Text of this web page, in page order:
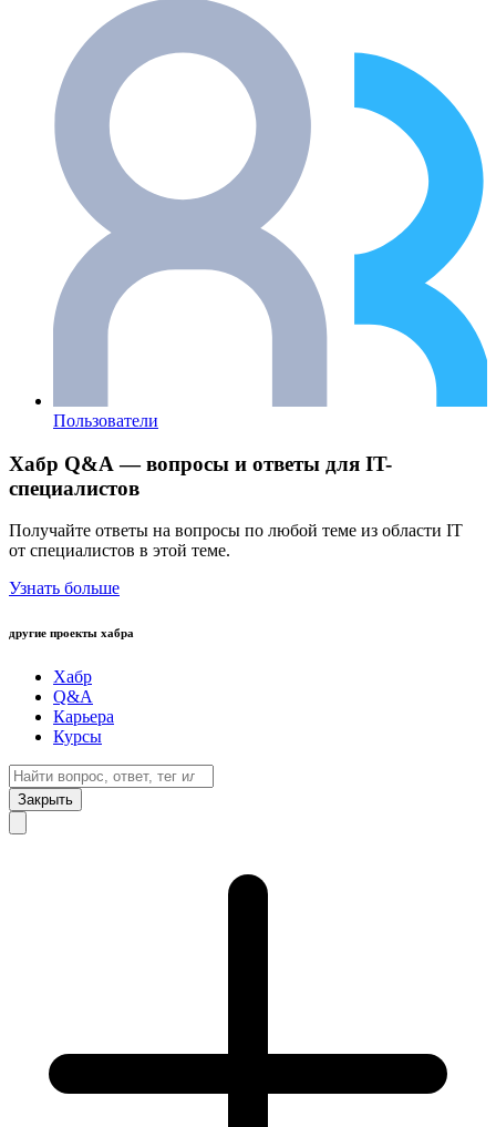
Пользователи
Хабр Q&A — вопросы и ответы для IT-
специалистов
Получайте ответы на вопросы по любой теме из области IT
от специалистов в этой теме.
Узнать больше
другие проекты хабра
Хабр
Q&A
Карьера
Курсы
Закрыть